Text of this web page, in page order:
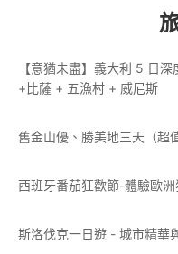
【意猶未盡】義大利 5 日
+比薩 + 五漁村 + 威尼斯
舊金山優、勝美地三天（超
西班牙番茄狂歡節-體驗歐洲
斯洛伐克一日遊 - 城市精華